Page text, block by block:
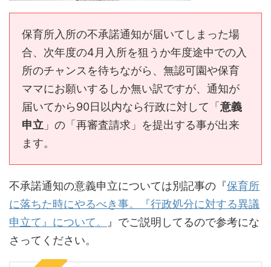
保育所入所の不承諾通知が届いてしまった場
合、次年度の4月入所を狙うか年度途中での入
所のチャンスを待ちながら、無認可園や保育
ママにお願いするしか無い訳ですが、通知が
届いてから90日以内なら行政に対して「 意義
申立 」の「再審査請求」を提出する事が出来
ます。
不承諾通知の意義申立については別記事の『保育所
に落ちた時にやるべき事。『行政処分に対する異議
申立て』について。
』でご説明してるので参考にな
さってください。